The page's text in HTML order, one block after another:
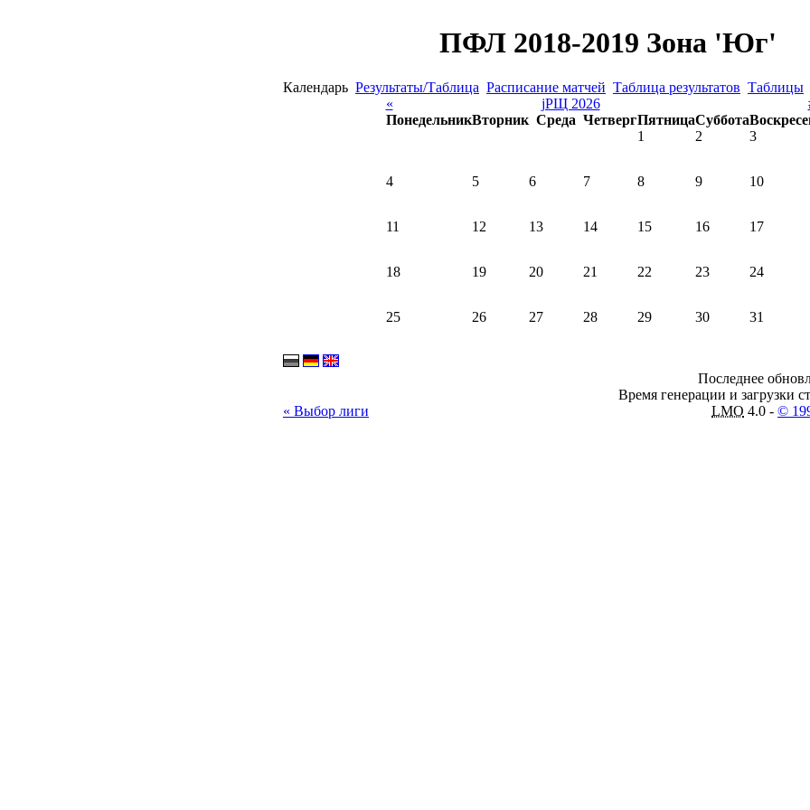
ПФЛ 2018-2019 Зона 'Юг'
Календарь Результаты/Таблица Расписание матчей Таблица результатов Таблицы
«
јРЩ 2026
ПонедельникВторник Среда ЧетвергПятницаСуббота
1
2 3
4 5 6 7 8 9 10
11 12 13 14 15 16 17
18 19 20 21 22 23 24
25 26 27 28 29 30 31
« Выбор лиги
Последнее
Время генерации и загрузки
LMO 4.0 - ©